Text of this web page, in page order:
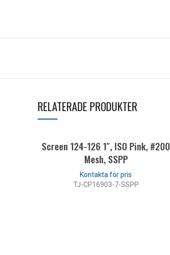
RELATERADE PRODUKTER
Screen 124-126 1″, ISO Pink, #200
Mesh, SSPP
TJ-CP16903-7-SSPP